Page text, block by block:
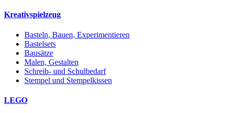
Kreativspielzeug
Basteln, Bauen, Experimentieren
Bastelsets
Bausätze
Malen, Gestalten
Schreib- und Schulbedarf
Stempel und Stempelkissen
LEGO